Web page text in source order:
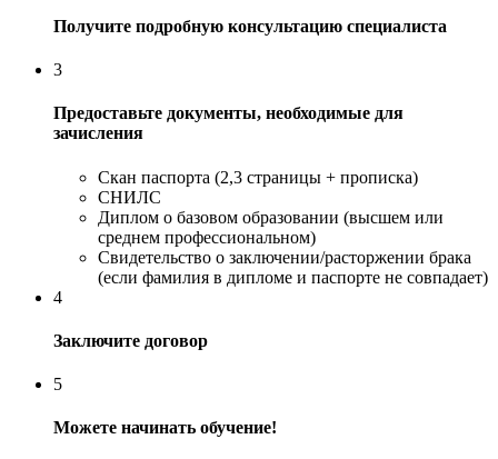
Получите подробную консультацию специалиста
3
Предоставьте документы, необходимые для
зачисления
Скан паспорта (2,3 страницы + прописка)
СНИЛС
Диплом о базовом образовании (высшем или
среднем профессиональном)
Свидетельство о заключении/расторжении брака
(если фамилия в дипломе и паспорте не совпадает)
4
Заключите договор
5
Можете начинать обучение!